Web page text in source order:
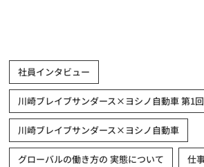
社員インタビュー
川崎ブレイブサンダース×ヨシノ自動車 第1回
川崎ブレイブサンダース×ヨシノ自動車
グローバルの働き方の 実態について 仕